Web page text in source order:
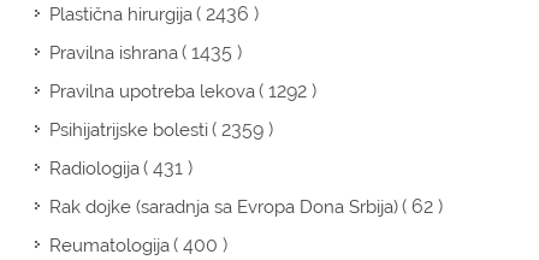
Plastična hirurgija( 2436 )
Pravilna ishrana( 1435 )
Pravilna upotreba lekova( 1292 )
Psihijatrijske bolesti( 2359 )
Radiologija( 431 )
Rak dojke (saradnja sa Evropa Dona Srbija)( 62 )
Reumatologija( 400 )